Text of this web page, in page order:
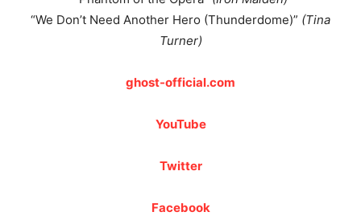
“We Don’t Need Another Hero (Thunderdome)” (Tina
Turner)
ghost-official.com
YouTube
Twitter
Facebook